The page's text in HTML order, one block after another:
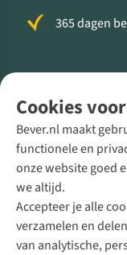
Cookies
Bever.nl maakt
functionele en
onze website goed
we altijd.
Accepteer je alle
verzamelen en
van analytische,
365 dagen
Direct advies
+31 (0)85 888
+31 6 12 28 49 80